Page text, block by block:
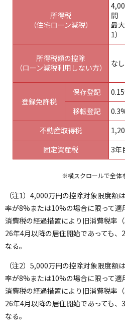
所得税
（住宅ローン減税）
間
最
1）
所得税額の控除
（ローン減税利用しない方）
なし
登録免許税
保存登記
移転登記
不動産取得税
固定資産税
3年
※横スクロールで全体
（注1）4,000万円の控除対象限度額
率が8%または10%の場合に限って適
消費税の経過措置により旧消費税率
26年4月以降の居住開始であっても
なる。
（注2）5,000万円の控除対象限度額
率が8%または10%の場合に限って適
消費税の経過措置により旧消費税率
26年4月以降の居住開始であっても
なる。